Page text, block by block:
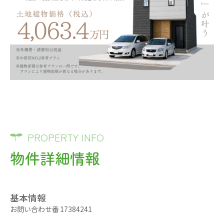
PROPERTY INFO
物件詳細情報
基本情報
お問い合わせ番 17384241